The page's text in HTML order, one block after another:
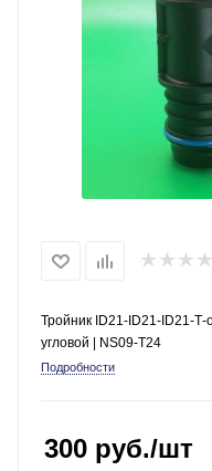
Тройник ID21-ID21-ID21-
угловой | NS09-T24
Подробности
300 руб./шт